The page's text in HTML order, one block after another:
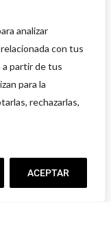
analizar
con tus
a partir de tus
para la
rechazarlas,
ACEPTAR